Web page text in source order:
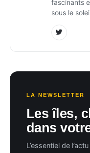
fascinants
sous le
LA NEWSLETTER
Les îles,
dans
L’essentiel de